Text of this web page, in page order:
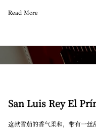
Read More
San Luis Rey El
这款雪茄的香气柔和，带有一丝